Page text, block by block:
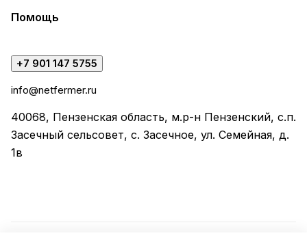
Помощь
+7 901 147 5755
info@netfermer.ru
40068, Пензенская область, м.р-н Пензенский, с.п.
Засечный сельсовет, с. Засечное, ул. Семейная, д.
1в